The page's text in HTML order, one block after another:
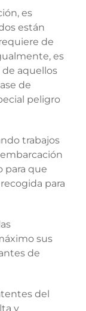
es
están
de
es
aquellos
de
peligro
trabajos
para que
para
sus
de
del
y